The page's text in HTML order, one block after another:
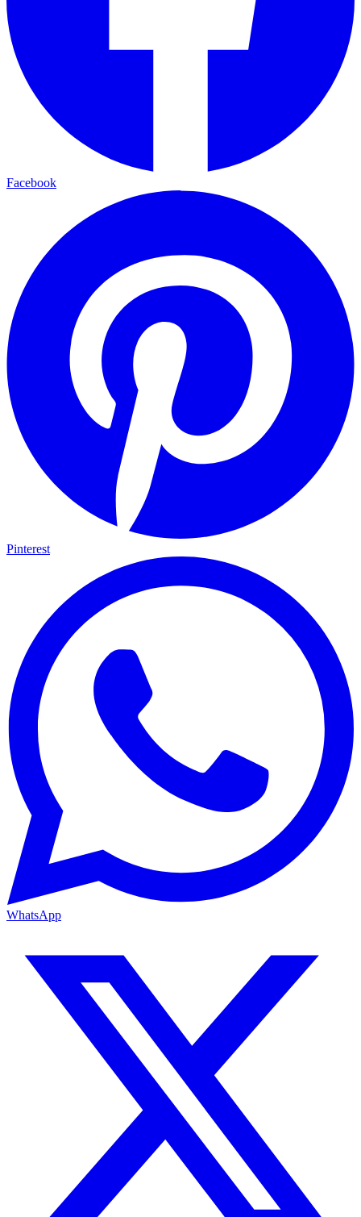
Facebook
Pinterest
WhatsApp